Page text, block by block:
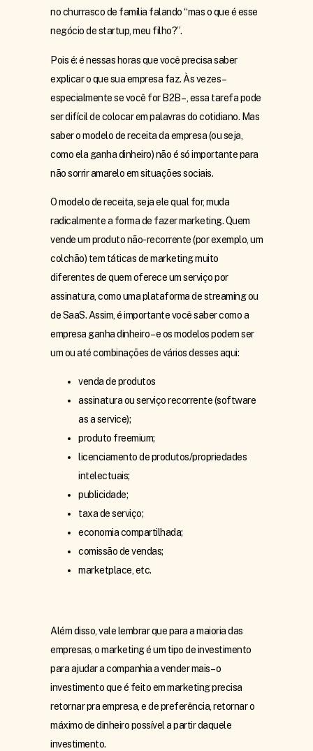
no churrasco de família falando “mas o que é esse
negócio de startup, meu filho?”.
Pois é: é nessas horas que você precisa saber
explicar o que sua empresa faz. Às vezes –
especialmente se você for B2B –, essa tarefa pode
ser difícil de colocar em palavras do cotidiano. Mas
saber o modelo de receita da empresa (ou seja,
como ela ganha dinheiro) não é só importante para
não sorrir amarelo em situações sociais.
O modelo de receita, seja ele qual for, muda
radicalmente a forma de fazer marketing. Quem
vende um produto não-recorrente (por exemplo, um
colchão) tem táticas de marketing muito
diferentes de quem oferece um serviço por
assinatura, como uma plataforma de streaming ou
de SaaS. Assim, é importante você saber como a
empresa ganha dinheiro – e os modelos podem ser
um ou até combinações de vários desses aqui:
venda de produtos
assinatura ou serviço recorrente (software
as a service);
produto freemium;
licenciamento de produtos/propriedades
intelectuais;
publicidade;
taxa de serviço;
economia compartilhada;
comissão de vendas;
marketplace, etc.
Além disso, vale lembrar que para a maioria das
empresas, o marketing é um tipo de investimento
para ajudar a companhia a vender mais – o
investimento que é feito em marketing precisa
retornar pra empresa, e de preferência, retornar o
máximo de dinheiro possível a partir daquele
investimento.